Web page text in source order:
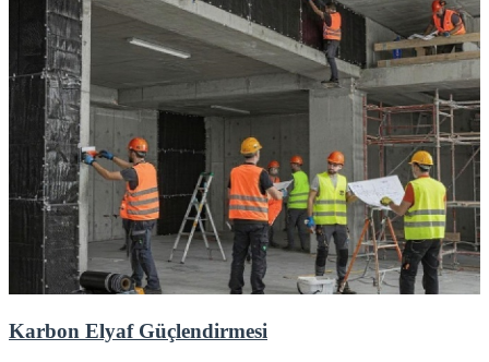
Karbon Elyaf Güçlendirmesi